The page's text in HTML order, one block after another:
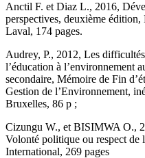
Anctil F. et Diaz L., 2016,
perspectives, deuxième
Laval, 174 pages.
Audrey, P., 2012, Les
l’éducation à l’environnement
secondaire, Mémoire de Fin
Gestion de l’Environnement,
Bruxelles, 86 p ;
Cizungu W., et BISIMWA O.,
Volonté politique ou respect
International, 269 pages